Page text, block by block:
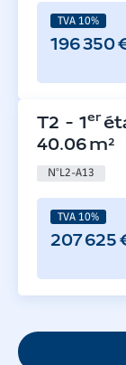
TVA 10%
196 350
T2 - 1 er
40.06 m²
N°L2-A13
TVA 10%
207 625